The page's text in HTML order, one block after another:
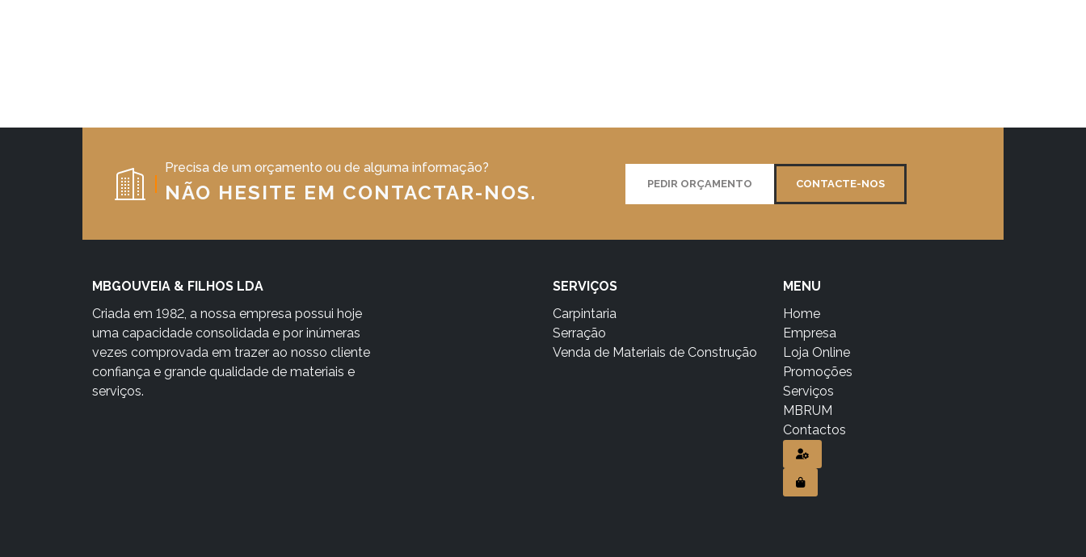
Precisa de um orçamento ou de alguma informação?
NÃO HESITE EM CONTACTAR-NOS. PEDIR ORÇAMENTO CONTACTE-NOS
MBGOUVEIA & FILHOS LDA
Criada em 1982, a nossa empresa possui hoje
uma capacidade consolidada e por inúmeras
vezes comprovada em trazer ao nosso cliente
confiança e grande qualidade de materiais e
serviços.
SERVIÇOS
Carpintaria
Serração
Venda de Materiais de Construção
MENU
Home
Empresa
Loja Online
Promoções
Serviços
MBRUM
Contactos